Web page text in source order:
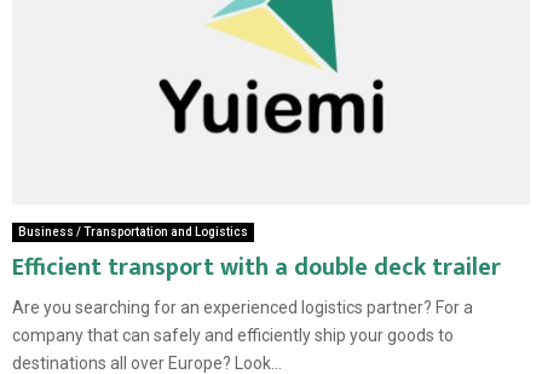
Business / Transportation and Logistics
Efficient transport with a double deck trailer
Are you searching for an experienced logistics partner? For a
company that can safely and efficiently ship your goods to
destinations all over Europe? Look...